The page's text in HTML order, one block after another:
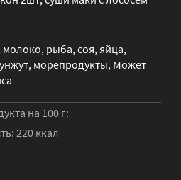
рыба, соя, яйца,
морепродукты, Может
на 100 г:
220 ккал